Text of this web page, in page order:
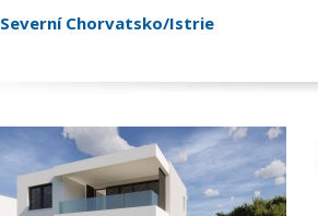
Severní Chorvatsko/Istrie